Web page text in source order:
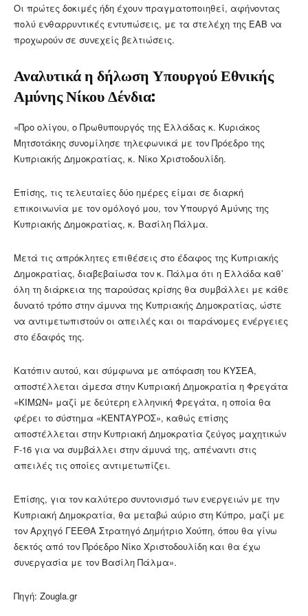
Οι πρώτες δοκιμές ήδη έχουν πραγματοποιηθεί, αφήνοντας
πολύ ενθαρρυντικές εντυπώσεις, με τα στελέχη της ΕΑΒ να
προχωρούν σε συνεχείς βελτιώσεις.
Αναλυτικά η δήλωση Υπουργού Εθνικής
Αμύνης Νίκου Δένδια:
«Προ ολίγου, ο Πρωθυπουργός της Ελλάδας κ. Κυριάκος
Μητσοτάκης συνομίλησε τηλεφωνικά με τον Πρόεδρο της
Κυπριακής Δημοκρατίας, κ. Νίκο Χριστοδουλίδη.
Επίσης, τις τελευταίες δύο ημέρες είμαι σε διαρκή
επικοινωνία με τον ομόλογό μου, τον Υπουργό Αμύνης της
Κυπριακής Δημοκρατίας, κ. Βασίλη Πάλμα.
Μετά τις απρόκλητες επιθέσεις στο έδαφος της Κυπριακής
Δημοκρατίας, διαβεβαίωσα τον κ. Πάλμα ότι η Ελλάδα καθ’
όλη τη διάρκεια της παρούσας κρίσης θα συμβάλλει με κάθε
δυνατό τρόπο στην άμυνα της Κυπριακής Δημοκρατίας, ώστε
να αντιμετωπιστούν οι απειλές και οι παράνομες ενέργειες
στο έδαφός της.
Κατόπιν αυτού, και σύμφωνα με απόφαση του ΚΥΣΕΑ,
αποστέλλεται άμεσα στην Κυπριακή Δημοκρατία η Φρεγάτα
«ΚΙΜΩΝ» μαζί με δεύτερη ελληνική Φρεγάτα, η οποία θα
φέρει το σύστημα «ΚΕΝΤΑΥΡΟΣ», καθώς επίσης
αποστέλλεται στην Κυπριακή Δημοκρατία ζεύγος μαχητικών
F-16 για να συμβάλλει στην άμυνά της, απέναντι στις
απειλές τις οποίες αντιμετωπίζει.
Επίσης, για τον καλύτερο συντονισμό των ενεργειών με την
Κυπριακή Δημοκρατία, θα μεταβώ αύριο στη Κύπρο, μαζί με
τον Αρχηγό ΓΕΕΘΑ Στρατηγό Δημήτριο Χούπη, όπου θα γίνω
δεκτός από τον Πρόεδρο Νίκο Χριστοδουλίδη και θα έχω
συνεργασία με τον Βασίλη Πάλμα».
Πηγή: Zougla.gr